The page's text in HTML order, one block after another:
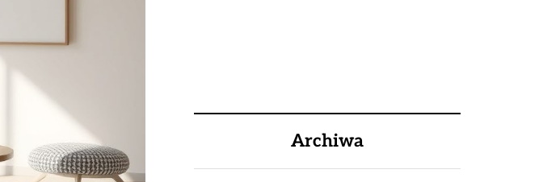
Archiwa